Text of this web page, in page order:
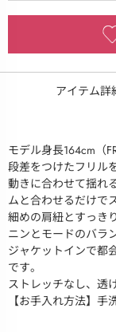
アイテム詳
モデル身長164cm（
段差をつけたフリル
動きに合わせて揺れ
ムと合わせるだけで
細めの肩紐とすっき
ニンとモードのバラ
ジャケットインで都
です。
ストレッチなし、透
【お手入れ方法】手